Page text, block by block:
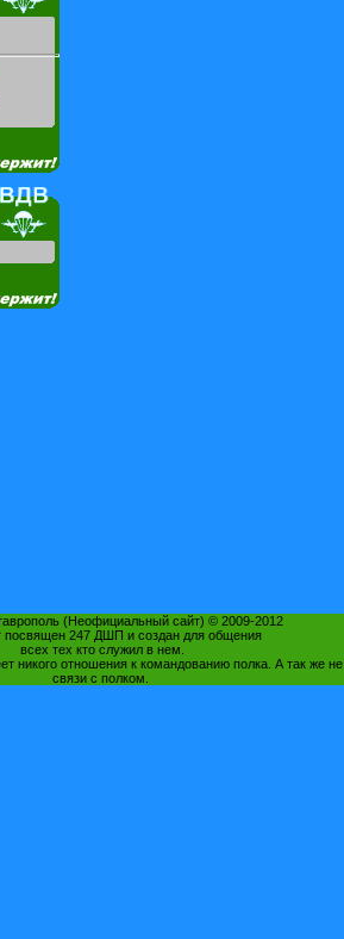
(Неофициальный сайт) © 2009-2012
посвящен 247 ДШП и создан для общения
всех тех кто служил в нем.
никого отношения к командованию полка. А так же
связи с полком.